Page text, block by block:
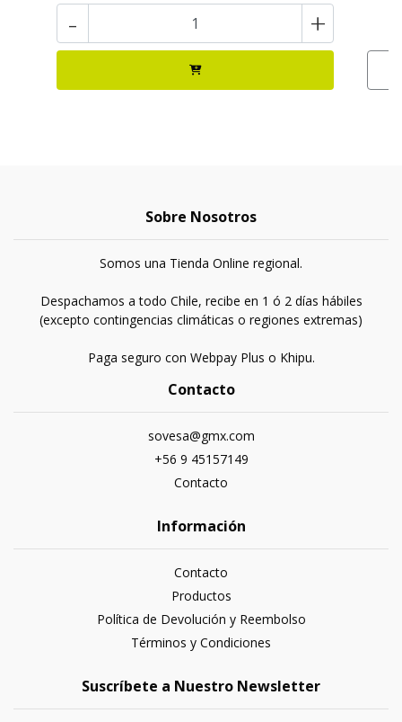
- +
Sobre Nosotros
Somos una Tienda Online regional.
Despachamos a todo Chile, recibe en 1 ó 2 días hábiles
(excepto contingencias climáticas o regiones extremas)
Paga seguro con Webpay Plus o Khipu.
Contacto
sovesa@gmx.com
+56 9 45157149
Contacto
Información
Contacto
Productos
Política de Devolución y Reembolso
Términos y Condiciones
Suscríbete a Nuestro Newsletter